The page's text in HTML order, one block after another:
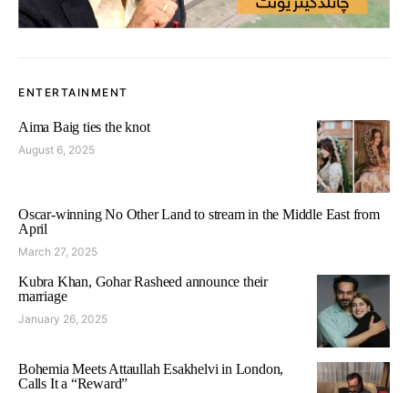
ENTERTAINMENT
Aima Baig ties the knot
August 6, 2025
Oscar-winning No Other Land to stream in the Middle East from
April
March 27, 2025
Kubra Khan, Gohar Rasheed announce their
marriage
January 26, 2025
Bohemia Meets Attaullah Esakhelvi in London,
Calls It a “Reward”